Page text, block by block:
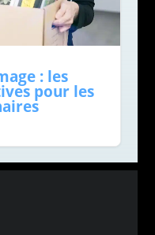
: les
pour les